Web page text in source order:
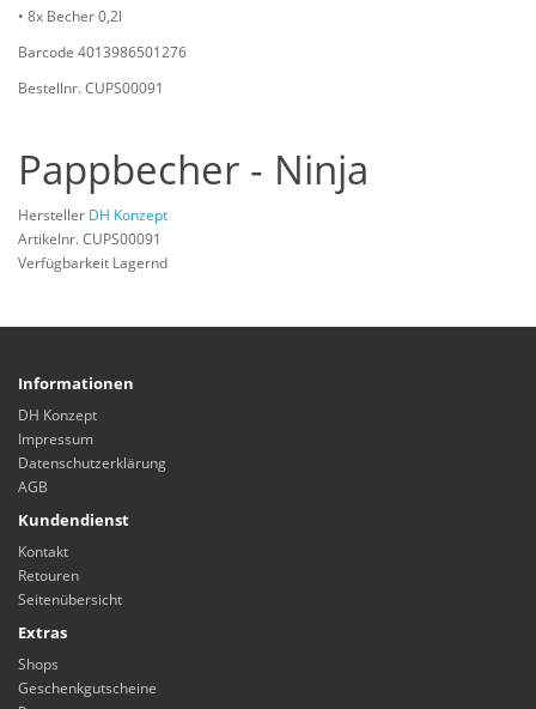
• 8x Becher 0,2l
Barcode 4013986501276
Bestellnr. CUPS00091
Pappbecher - Ninja
Hersteller DH Konzept
Artikelnr. CUPS00091
Verfügbarkeit Lagernd
Informationen
DH Konzept
Impressum
Datenschutzerklärung
AGB
Kundendienst
Kontakt
Retouren
Seitenübersicht
Extras
Shops
Geschenkgutscheine